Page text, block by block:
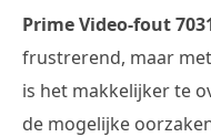
Prime Video-fout
frustrerend, maar
is het makkelijker te
de mogelijke